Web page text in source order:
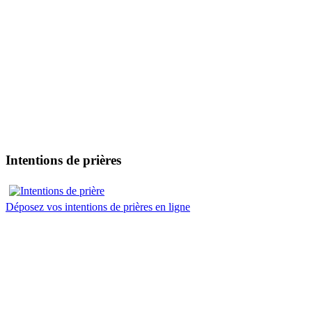
Intentions de prières
Déposez vos intentions de prières en ligne